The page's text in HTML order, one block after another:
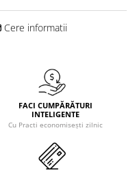
Cere informatii
FACI CUMPĂRĂTURI
INTELIGENTE
Cu Practi economisești zilnic